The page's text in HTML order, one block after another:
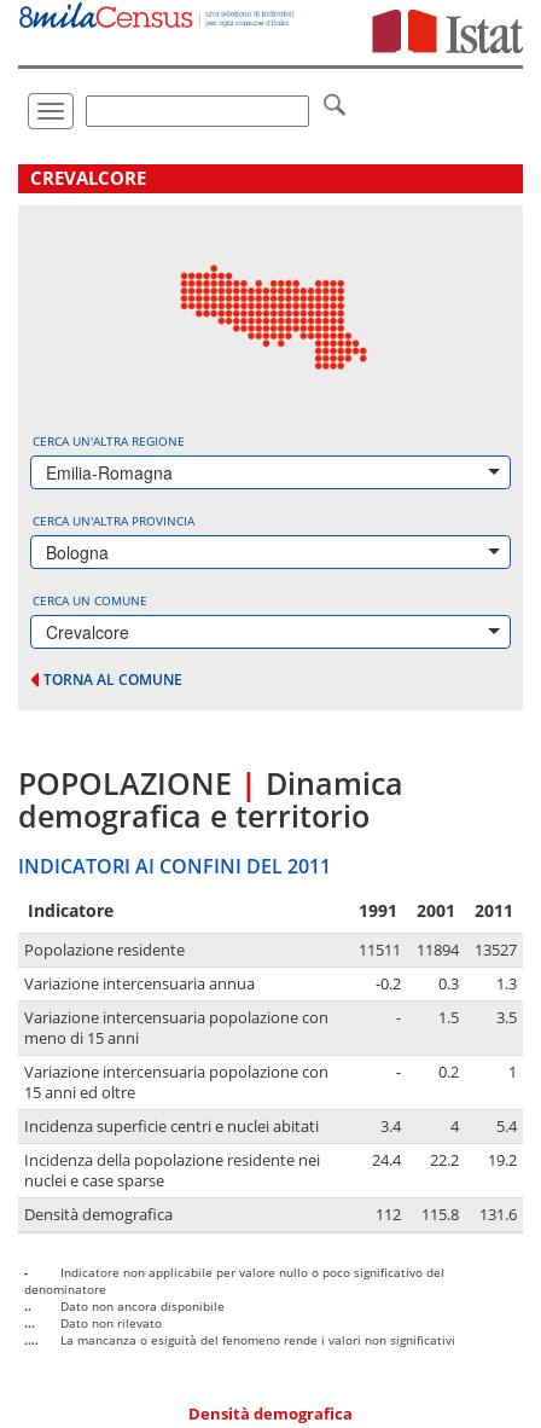
Vai
direttamente
Toggle
navigation
.
CREVALCORE
CERCA UN'ALTRA REGIONE
Emilia-Romagna
CERCA UN'ALTRA PROVINCIA
Bologna
CERCA UN COMUNE
Crevalcore
TORNA AL COMUNE
POPOLAZIONE | Dinamica
demografica e territorio
INDICATORI AI CONFINI DEL 2011
Indicatore 1991 2001 2011
Popolazione residente 11511 11894
13527
Variazione intercensuaria annua
-0.2 0.3
1.3
Variazione intercensuaria popolazione con
meno di 15 anni
- 1.5 3.5
Variazione intercensuaria popolazione con
15 anni ed oltre
- 0.2 1
Incidenza superficie centri e nuclei abitati 3.4 4
5.4
Incidenza della popolazione residente nei
nuclei e case sparse
24.4 22.2 19.2
Densità demografica 112 115.8 131.6
-
Indicatore non applicabile per valore nullo o poco significativo del
denominatore
..
Dato non ancora disponibile
...
Dato non rilevato
....
La mancanza o esiguità del fenomeno rende i valori non significativi
Densità demografica